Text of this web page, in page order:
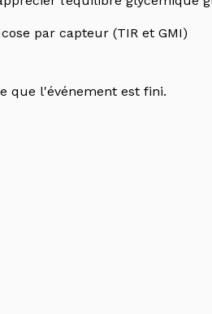
par capteur (TIR et GMI)
que l'événement est fini.